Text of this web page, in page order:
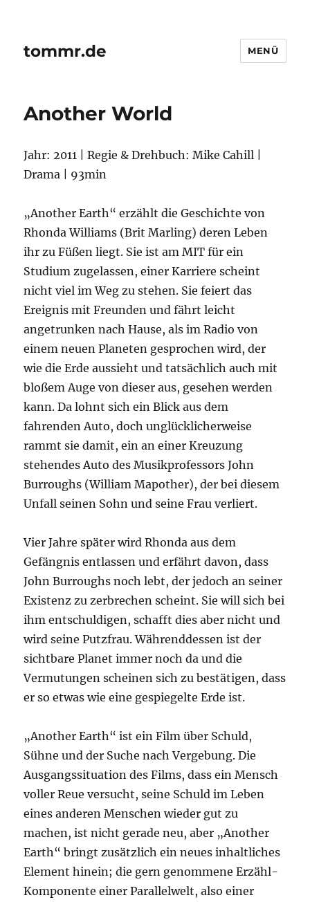
tommr.de MENÜ
Another World
Jahr: 2011 | Regie & Drehbuch: Mike Cahill |
Drama | 93min
„Another Earth“ erzählt die Geschichte von
Rhonda Williams (Brit Marling) deren Leben
ihr zu Füßen liegt. Sie ist am MIT für ein
Studium zugelassen, einer Karriere scheint
nicht viel im Weg zu stehen. Sie feiert das
Ereignis mit Freunden und fährt leicht
angetrunken nach Hause, als im Radio von
einem neuen Planeten gesprochen wird, der
wie die Erde aussieht und tatsächlich auch mit
bloßem Auge von dieser aus, gesehen werden
kann. Da lohnt sich ein Blick aus dem
fahrenden Auto, doch unglücklicherweise
rammt sie damit, ein an einer Kreuzung
stehendes Auto des Musikprofessors John
Burroughs (William Mapother), der bei diesem
Unfall seinen Sohn und seine Frau verliert.
Vier Jahre später wird Rhonda aus dem
Gefängnis entlassen und erfährt davon, dass
John Burroughs noch lebt, der jedoch an seiner
Existenz zu zerbrechen scheint. Sie will sich bei
ihm entschuldigen, schafft dies aber nicht und
wird seine Putzfrau. Währenddessen ist der
sichtbare Planet immer noch da und die
Vermutungen scheinen sich zu bestätigen, dass
er so etwas wie eine gespiegelte Erde ist.
„Another Earth“ ist ein Film über Schuld,
Sühne und der Suche nach Vergebung. Die
Ausgangssituation des Films, dass ein Mensch
voller Reue versucht, seine Schuld im Leben
eines anderen Menschen wieder gut zu
machen, ist nicht gerade neu, aber „Another
Earth“ bringt zusätzlich ein neues inhaltliches
Element hinein; die gern genommene Erzähl-
Komponente einer Parallelwelt, also einer